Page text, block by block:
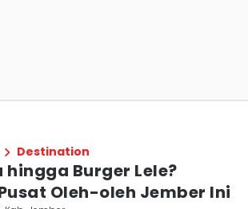
Destination
Burger Lele?
Oleh-oleh Jember Ini